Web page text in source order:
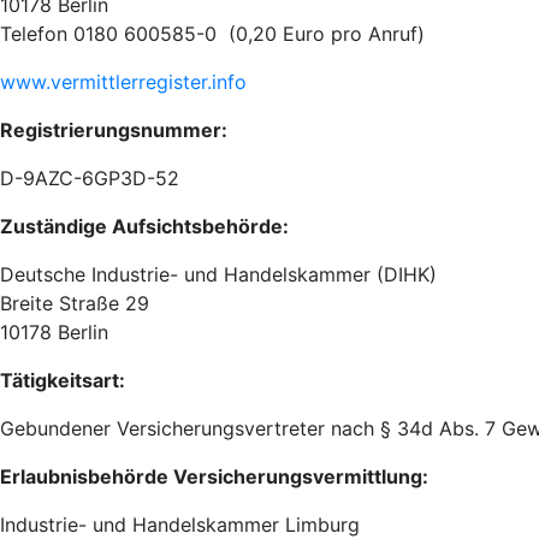
10178 Berlin
Telefon 0180 600585-0 (0,20 Euro pro Anruf)
www.vermittlerregister.info
Registrierungsnummer:
D-9AZC-6GP3D-52
Zuständige Aufsichtsbehörde:
Deutsche Industrie- und Handelskammer (DIHK)
Breite Straße 29
10178 Berlin
Tätigkeitsart:
Gebundener Versicherungsvertreter nach § 34d Abs. 7
Erlaubnisbehörde Versicherungsvermittlung:
Industrie- und Handelskammer Limburg